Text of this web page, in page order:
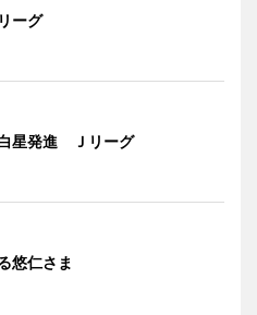
ーグ
星発進 Ｊリーグ
悠仁さま